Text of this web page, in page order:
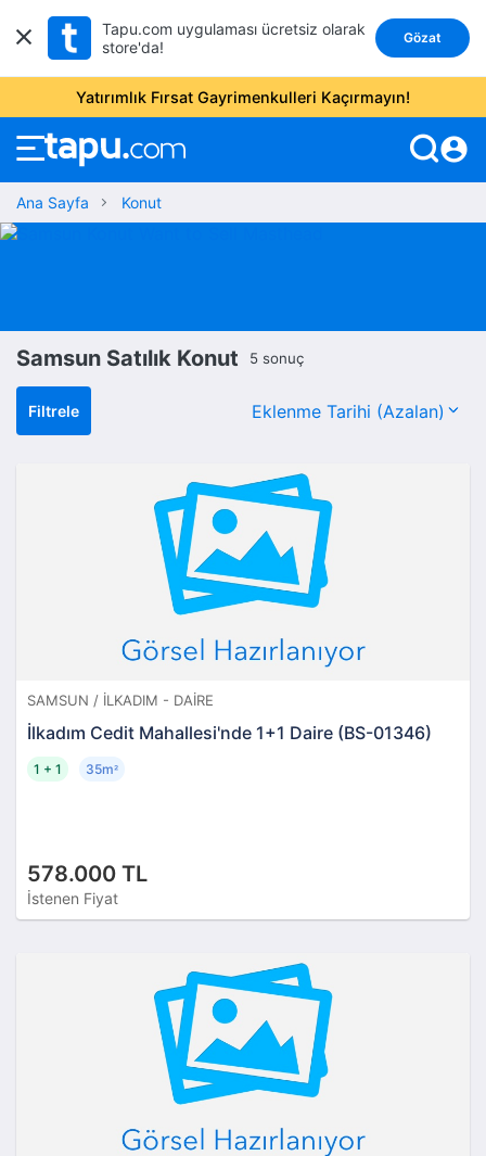
Tapu.com uygulaması ücretsiz olarak
store'da!
Gözat
Yatırımlık Fırsat Gayrimenkulleri Kaçırmayın!
account_circle
Ana Sayfa Konut
Samsun Satılık Konut 5 sonuç
Filtrele
SAMSUN / İLKADIM - DAIRE
İlkadım Cedit Mahallesi'nde 1+1 Daire (BS-01346)
578.000 TL
İstenen Fiyat
1 + 1 35m²